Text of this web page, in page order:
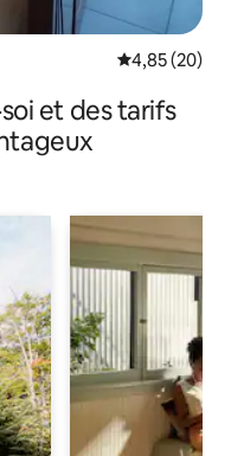
Évaluation
4,85 (20)
et des tarifs